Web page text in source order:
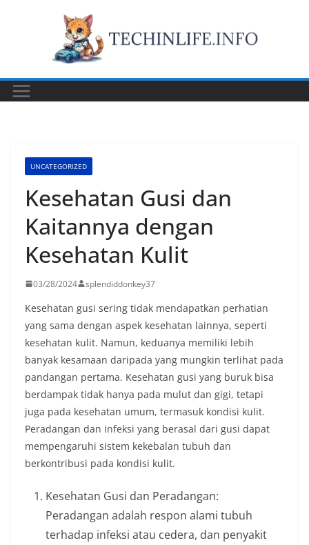
UNCATEGORIZED
Kesehatan Gusi dan
Kaitannya dengan
Kesehatan Kulit
03/28/2024 splendiddonkey37
Kesehatan gusi sering tidak mendapatkan perhatian
yang sama dengan aspek kesehatan lainnya, seperti
kesehatan kulit. Namun, keduanya memiliki lebih
banyak kesamaan daripada yang mungkin terlihat pada
pandangan pertama. Kesehatan gusi yang buruk bisa
berdampak tidak hanya pada mulut dan gigi, tetapi
juga pada kesehatan umum, termasuk kondisi kulit.
Peradangan dan infeksi yang berasal dari gusi dapat
mempengaruhi sistem kekebalan tubuh dan
berkontribusi pada kondisi kulit.
Kesehatan Gusi dan Peradangan:
Peradangan adalah respon alami tubuh
terhadap infeksi atau cedera, dan penyakit